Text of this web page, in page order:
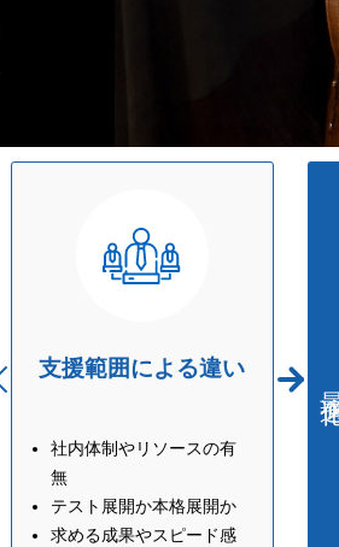
支援範囲による違い
社内体制やリソースの有
無
テスト展開か本格展開か
求める成果やスピード感